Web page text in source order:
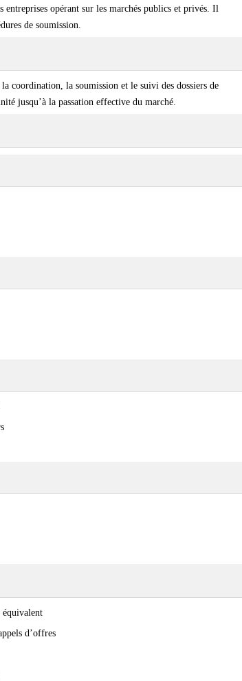
entreprises opérant sur les marchés publics et privés. Il
de soumission.
coordination, la soumission et le suivi des dossiers de
jusqu’à la passation effective du marché.
équivalent
d’offres